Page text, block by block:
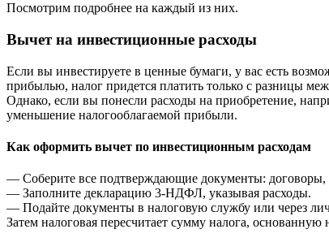
Посмотрим подробнее на каждый из них.
Вычет на инвестиционные расходы
Если вы инвестируете в ценные бумаги, у вас есть
прибылью, налог придется платить только с разницы
Однако, если вы понесли расходы на приобретение,
уменьшение налогооблагаемой прибыли.
Как оформить вычет по инвестиционным расходам
— Соберите все подтверждающие документы: договоры,
— Заполните декларацию 3-НДФЛ, указывая расходы.
— Подайте документы в налоговую службу или через
Затем налоговая пересчитает сумму налога, основанную